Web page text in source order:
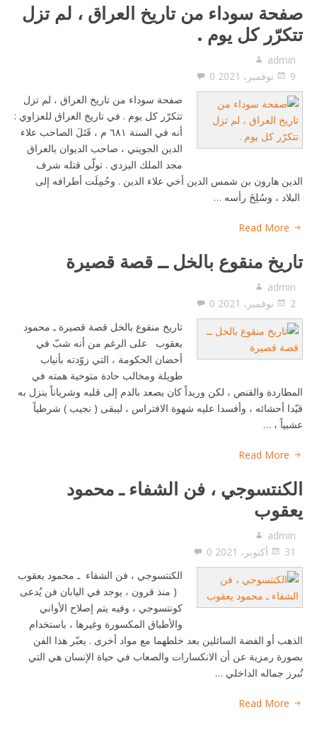
صفحة سوداء من تاريخ العراق ، لم تزل
تتكرّر كل يوم .
admin
9 نوفمبر، 2021
0
صفحة سوداء من تاريخ العراق ، لم تزل
تتكرّر كل يوم . في تاريخ العراق للعزاوي :
أنه في السنة ٦٨١ م ، قَتَلَ الصاحب علاء
الدين الجويني ، صاحب الديوان بالعراق
مجد الملك اليزدي . تولّى قتله شرف
الدين هارون بن شمس الدين أخي علاء الدين . وحُمِلَت أطرافه إلى
البلاد ، وسُلِخَ رأسه …
Read More
تاريخ منقوع بالخل ــ قصة قصيرة
admin
2 نوفمبر، 2021
0
تاريخ منقوع بالخل قصة قصيرة ـ محمود
يعقوب على الرغم من أنه شبّ في
أحضان الحكومة ، التي زوّدته بأنياب
طويلة ومخالب حادة متوخية همته في
المطاردة والقنص ، لكن وريداً كان يصعد بالدم إلى قلبه وشرياناً ينزل به
قيّدا أحشائه ، وأفسدا عليه شهوة الافتراس ، ليبقى ( نجيب ) شرطياً
عشبياً ، …
Read More
الكنتسوجي ، فن الشفاء ـ محمود
يعقوب
admin
31 أكتوبر، 2021
0
الكنتسوجي ، فن الشفاء ـ محمود يعقوب
( منذ قرون ، يوجد في اليابان فن يُدعى
كونتسوجي ، وفيه يتم إصلاح الأواني
والأطباق المكسورة وغيرها ، باستخدام
الذهب أو الفضة السائلين بعد خلطهما مع مواد أخرى . يعبّر هذا الفن
بصورة رمزية عن أن الانكسارات والصعاب في حياة الإنسان هي التي
تُبرز جماله الداخلي …
Read More